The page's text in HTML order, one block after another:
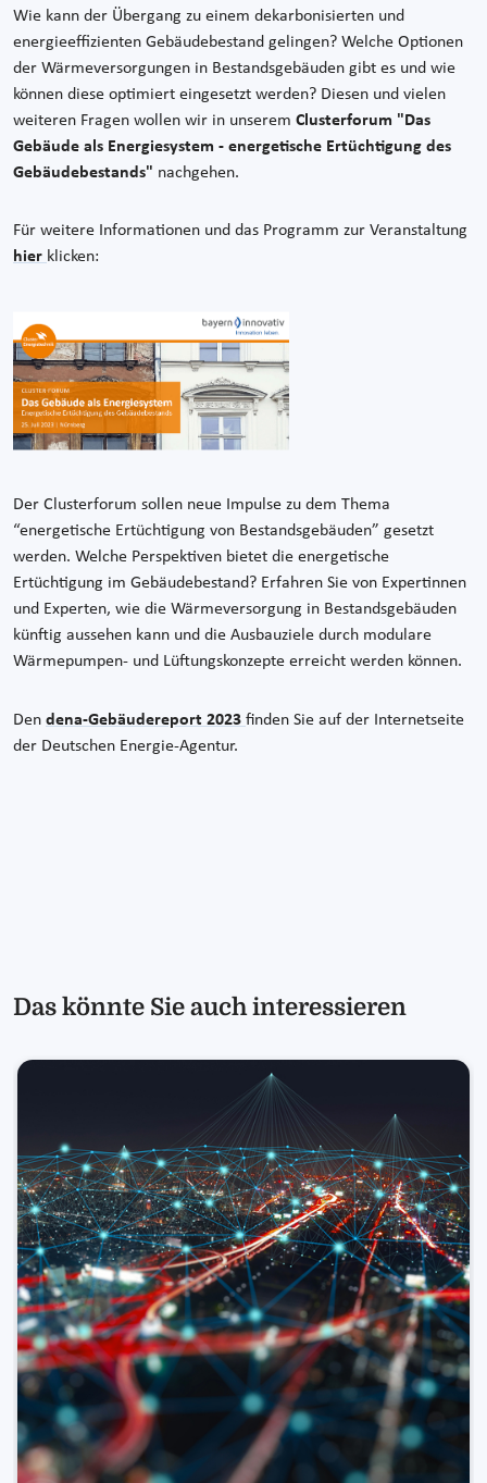
Wie kann der Übergang zu einem dekarbonisierten und
energieeffizienten Gebäudebestand gelingen? Welche Optionen
der Wärmeversorgungen in Bestandsgebäuden gibt es und wie
können diese optimiert eingesetzt werden? Diesen und vielen
weiteren Fragen wollen wir in unserem Clusterforum "Das
Gebäude als Energiesystem - energetische Ertüchtigung des
Gebäudebestands" nachgehen.
Für weitere Informationen und das Programm zur Veranstaltung
hier klicken:
Der Clusterforum sollen neue Impulse zu dem Thema
“energetische Ertüchtigung von Bestandsgebäuden” gesetzt
werden. Welche Perspektiven bietet die energetische
Ertüchtigung im Gebäudebestand? Erfahren Sie von Expertinnen
und Experten, wie die Wärmeversorgung in Bestandsgebäuden
künftig aussehen kann und die Ausbauziele durch modulare
Wärmepumpen- und Lüftungskonzepte erreicht werden können.
Den dena-Gebäudereport 2023 finden Sie auf der Internetseite
der Deutschen Energie-Agentur.
Das könnte Sie auch interessieren